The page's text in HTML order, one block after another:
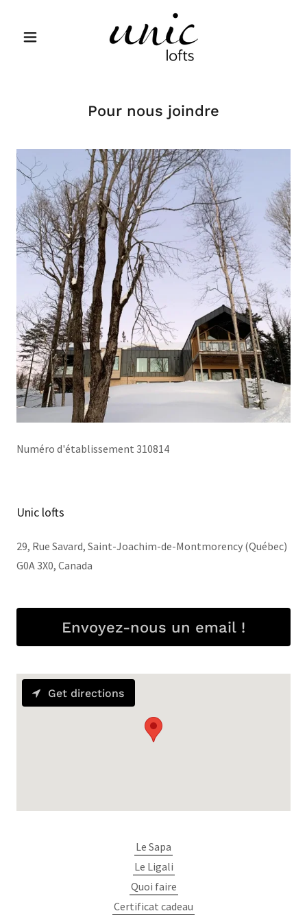
Pour nous joindre
Numéro d'établissement 310814
Unic lofts
29, Rue Savard, Saint-Joachim-de-Montmorency (Québec)
G0A 3X0, Canada
Envoyez-nous un email !
Get directions
Le Sapa
Le Ligali
Quoi faire
Certificat cadeau